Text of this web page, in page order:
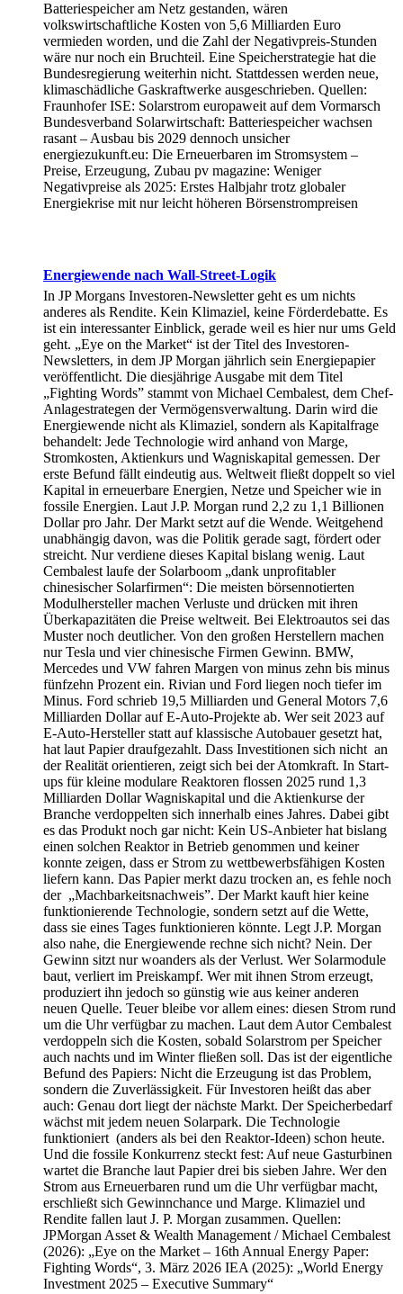
Batteriespeicher am Netz gestanden, wären
volkswirtschaftliche Kosten von 5,6 Milliarden Euro
vermieden worden, und die Zahl der Negativpreis-Stunden
wäre nur noch ein Bruchteil. Eine Speicherstrategie hat die
Bundesregierung weiterhin nicht. Stattdessen werden neue,
klimaschädliche Gaskraftwerke ausgeschrieben. Quellen:
Fraunhofer ISE: Solarstrom europaweit auf dem Vormarsch
Bundesverband Solarwirtschaft: Batteriespeicher wachsen
rasant – Ausbau bis 2029 dennoch unsicher
energiezukunft.eu: Die Erneuerbaren im Stromsystem –
Preise, Erzeugung, Zubau pv magazine: Weniger
Negativpreise als 2025: Erstes Halbjahr trotz globaler
Energiekrise mit nur leicht höheren Börsenstrompreisen
Energiewende nach Wall-Street-Logik
In JP Morgans Investoren-Newsletter geht es um nichts
anderes als Rendite. Kein Klimaziel, keine Förderdebatte. Es
ist ein interessanter Einblick, gerade weil es hier nur ums Geld
geht. „Eye on the Market“ ist der Titel des Investoren-
Newsletters, in dem JP Morgan jährlich sein Energiepapier
veröffentlicht. Die diesjährige Ausgabe mit dem Titel
„Fighting Words” stammt von Michael Cembalest, dem Chef-
Anlagestrategen der Vermögensverwaltung. Darin wird die
Energiewende nicht als Klimaziel, sondern als Kapitalfrage
behandelt: Jede Technologie wird anhand von Marge,
Stromkosten, Aktienkurs und Wagniskapital gemessen. Der
erste Befund fällt eindeutig aus. Weltweit fließt doppelt so viel
Kapital in erneuerbare Energien, Netze und Speicher wie in
fossile Energien. Laut J.P. Morgan rund 2,2 zu 1,1 Billionen
Dollar pro Jahr. Der Markt setzt auf die Wende. Weitgehend
unabhängig davon, was die Politik gerade sagt, fördert oder
streicht. Nur verdiene dieses Kapital bislang wenig. Laut
Cembalest laufe der Solarboom „dank unprofitabler
chinesischer Solarfirmen“: Die meisten börsennotierten
Modulhersteller machen Verluste und drücken mit ihren
Überkapazitäten die Preise weltweit. Bei Elektroautos sei das
Muster noch deutlicher. Von den großen Herstellern machen
nur Tesla und vier chinesische Firmen Gewinn. BMW,
Mercedes und VW fahren Margen von minus zehn bis minus
fünfzehn Prozent ein. Rivian und Ford liegen noch tiefer im
Minus. Ford schrieb 19,5 Milliarden und General Motors 7,6
Milliarden Dollar auf E-Auto-Projekte ab. Wer seit 2023 auf
E-Auto-Hersteller statt auf klassische Autobauer gesetzt hat,
hat laut Papier draufgezahlt. Dass Investitionen sich nicht an
der Realität orientieren, zeigt sich bei der Atomkraft. In Start-
ups für kleine modulare Reaktoren flossen 2025 rund 1,3
Milliarden Dollar Wagniskapital und die Aktienkurse der
Branche verdoppelten sich innerhalb eines Jahres. Dabei gibt
es das Produkt noch gar nicht: Kein US-Anbieter hat bislang
einen solchen Reaktor in Betrieb genommen und keiner
konnte zeigen, dass er Strom zu wettbewerbsfähigen Kosten
liefern kann. Das Papier merkt dazu trocken an, es fehle noch
der „Machbarkeitsnachweis”. Der Markt kauft hier keine
funktionierende Technologie, sondern setzt auf die Wette,
dass sie eines Tages funktionieren könnte. Legt J.P. Morgan
also nahe, die Energiewende rechne sich nicht? Nein. Der
Gewinn sitzt nur woanders als der Verlust. Wer Solarmodule
baut, verliert im Preiskampf. Wer mit ihnen Strom erzeugt,
produziert ihn jedoch so günstig wie aus keiner anderen
neuen Quelle. Teuer bleibe vor allem eines: diesen Strom rund
um die Uhr verfügbar zu machen. Laut dem Autor Cembalest
verdoppeln sich die Kosten, sobald Solarstrom per Speicher
auch nachts und im Winter fließen soll. Das ist der eigentliche
Befund des Papiers: Nicht die Erzeugung ist das Problem,
sondern die Zuverlässigkeit. Für Investoren heißt das aber
auch: Genau dort liegt der nächste Markt. Der Speicherbedarf
wächst mit jedem neuen Solarpark. Die Technologie
funktioniert (anders als bei den Reaktor-Ideen) schon heute.
Und die fossile Konkurrenz steckt fest: Auf neue Gasturbinen
wartet die Branche laut Papier drei bis sieben Jahre. Wer den
Strom aus Erneuerbaren rund um die Uhr verfügbar macht,
erschließt sich Gewinnchance und Marge. Klimaziel und
Rendite fallen laut J. P. Morgan zusammen. Quellen:
JPMorgan Asset & Wealth Management / Michael Cembalest
(2026): „Eye on the Market – 16th Annual Energy Paper:
Fighting Words“, 3. März 2026 IEA (2025): „World Energy
Investment 2025 – Executive Summary“